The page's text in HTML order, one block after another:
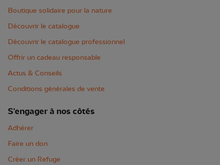
Boutique solidaire pour la nature
Découvrir le catalogue
Découvrir le catalogue professionnel
Offrir un cadeau responsable
Actus & Conseils
Conditions générales de vente
S'engager à nos côtés
Adhérer
Faire un don
Créer un Refuge